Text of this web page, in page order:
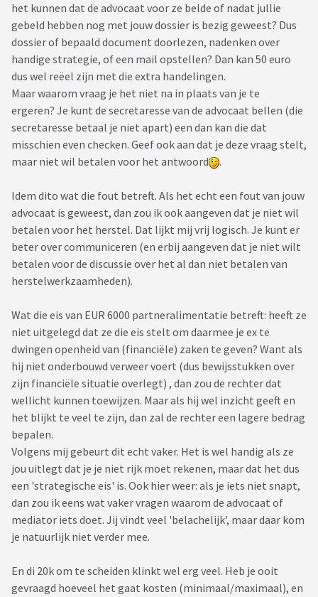
het kunnen dat de advocaat voor ze belde of nadat jullie
gebeld hebben nog met jouw dossier is bezig geweest? Dus
dossier of bepaald document doorlezen, nadenken over
handige strategie, of een mail opstellen? Dan kan 50 euro
dus wel reëel zijn met die extra handelingen.
Maar waarom vraag je het niet na in plaats van je te
ergeren? Je kunt de secretaresse van de advocaat bellen (die
secretaresse betaal je niet apart) een dan kan die dat
misschien even checken. Geef ook aan dat je deze vraag stelt,
maar niet wil betalen voor het antwoord
.
Idem dito wat die fout betreft. Als het echt een fout van jouw
advocaat is geweest, dan zou ik ook aangeven dat je niet wil
betalen voor het herstel. Dat lijkt mij vrij logisch. Je kunt er
beter over communiceren (en erbij aangeven dat je niet wilt
betalen voor de discussie over het al dan niet betalen van
herstelwerkzaamheden).
Wat die eis van EUR 6000 partneralimentatie betreft: heeft ze
niet uitgelegd dat ze die eis stelt om daarmee je ex te
dwingen openheid van (financiële) zaken te geven? Want als
hij niet onderbouwd verweer voert (dus bewijsstukken over
zijn financiële situatie overlegt) , dan zou de rechter dat
wellicht kunnen toewijzen. Maar als hij wel inzicht geeft en
het blijkt te veel te zijn, dan zal de rechter een lagere bedrag
bepalen.
Volgens mij gebeurt dit echt vaker. Het is wel handig als ze
jou uitlegt dat je je niet rijk moet rekenen, maar dat het dus
een 'strategische eis' is. Ook hier weer: als je iets niet snapt,
dan zou ik eens wat vaker vragen waarom de advocaat of
mediator iets doet. Jij vindt veel 'belachelijk', maar daar kom
je natuurlijk niet verder mee.
En di 20k om te scheiden klinkt wel erg veel. Heb je ooit
gevraagd hoeveel het gaat kosten (minimaal/maximaal), en